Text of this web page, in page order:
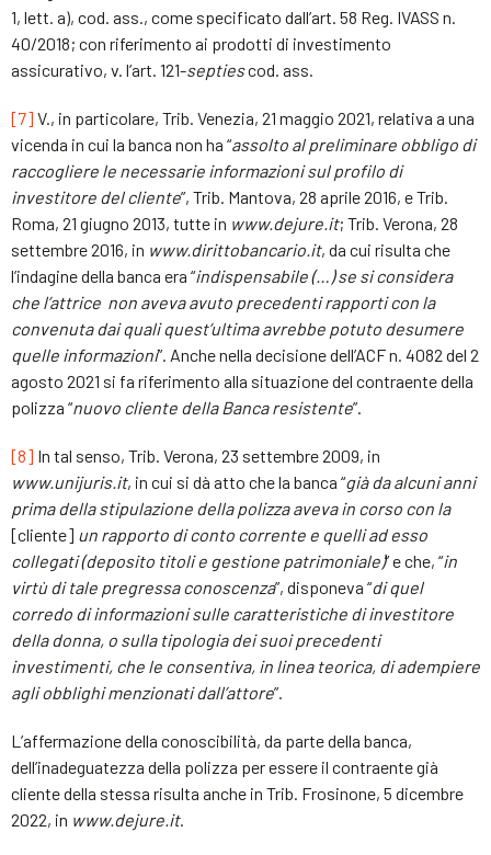
1, lett. a), cod. ass., come specificato dall’art. 58 Reg. IVASS n.
40/2018; con riferimento ai prodotti di investimento
assicurativo, v. l’art. 121-septiescod. ass.
[7] V., in particolare, Trib. Venezia, 21 maggio 2021, relativa a una
vicenda in cui la banca non ha “assolto al preliminare obbligo di
raccogliere le necessarie informazioni sul profilo di
investitore del cliente”, Trib. Mantova, 28 aprile 2016, e Trib.
Roma, 21 giugno 2013, tutte in www.dejure.it; Trib. Verona, 28
settembre 2016, in www.dirittobancario.it, da cui risulta che
l’indagine della banca era “indispensabile (…) se si considera
che l’attrice non aveva avuto precedenti rapporti con la
convenuta dai quali quest’ultima avrebbe potuto desumere
quelle informazioni”. Anche nella decisione dell’ACF n. 4082 del 2
agosto 2021 si fa riferimento alla situazione del contraente della
polizza “nuovo cliente della Banca resistente”.
[8] In tal senso, Trib. Verona, 23 settembre 2009, in
www.unijuris.it, in cui si dà atto che la banca “già da alcuni anni
prima della stipulazione della polizza aveva in corso con la
[cliente] un rapporto di conto corrente e quelli ad esso
collegati (deposito titoli e gestione patrimoniale)” e che, “in
virtù di tale pregressa conoscenza”, disponeva “di quel
corredo di informazioni sulle caratteristiche di investitore
della donna, o sulla tipologia dei suoi precedenti
investimenti, che le consentiva, in linea teorica, di adempiere
agli obblighi menzionati dall’attore”.
L’affermazione della conoscibilità, da parte della banca,
dell’inadeguatezza della polizza per essere il contraente già
cliente della stessa risulta anche in Trib. Frosinone, 5 dicembre
2022, in www.dejure.it.